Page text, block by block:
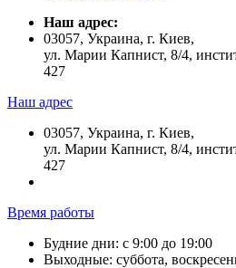
Наш адрес:
03057, Украина, г. Киев,
ул. Марии Капнист, 8/4,
427
Наш адрес
03057, Украина, г. Киев,
ул. Марии Капнист, 8/4,
427
Время работы
Будние дни: с 9:00 до 19:00
Выходные: суббота,